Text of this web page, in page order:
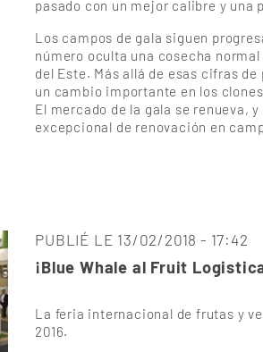
pasado con un mejor calibre y una
Los campos de gala siguen
número oculta una cosecha
del Este. Más allá de esas cifras
un cambio importante en los
El mercado de la gala se renueva,
excepcional de renovación en
PUBLIÉ LE 13/02/2018 - 17:42
¡Blue Whale al Fruit
La feria internacional de frutas y
2016.